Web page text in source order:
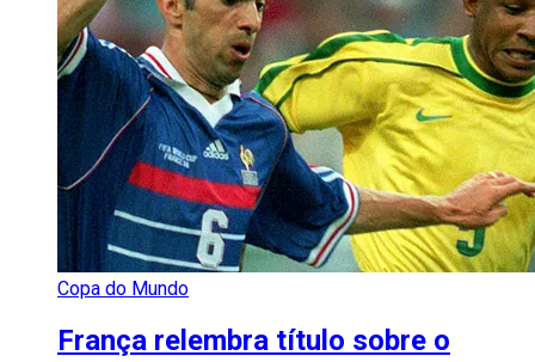
Copa do Mundo
França relembra título sobre o